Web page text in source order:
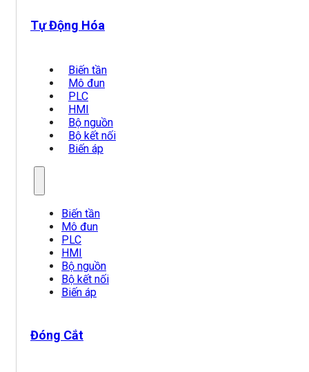
Tự Động Hóa
Biến tần
Mô đun
PLC
HMI
Bộ nguồn
Bộ kết nối
Biến áp
Biến tần
Mô đun
PLC
HMI
Bộ nguồn
Bộ kết nối
Biến áp
Đóng Cắt